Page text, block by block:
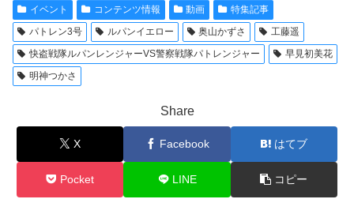
イベント コンテンツ情報 動画
特集記事
パトレン3号
ルパンイエロー 奥山かずさ
工藤遥
快盗戦隊ルパンレンジャーVS警察戦隊パトレンジャー
早見初美花
明神つかさ
Share
X Facebook はてブ
Pocket LINE コピー